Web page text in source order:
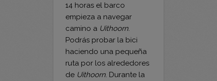
camino aUithoorn
Podrás probar la bici
haciendo una pequeña
ruta por los alrededores
deUithoorn. Durante la
cena en el barco te
explican el programa